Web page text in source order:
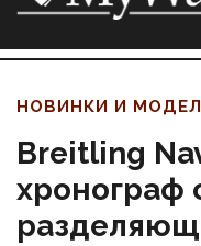
НОВИНКИ И
Breitling
хронограф